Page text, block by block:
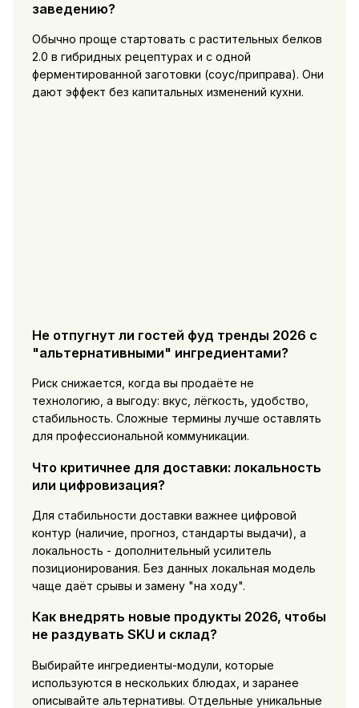
заведению?
Обычно проще стартовать с растительных белков
2.0 в гибридных рецептурах и с одной
ферментированной заготовки (соус/приправа). Они
дают эффект без капитальных изменений кухни.
Не отпугнут ли гостей фуд тренды 2026 с
"альтернативными" ингредиентами?
Риск снижается, когда вы продаёте не
технологию, а выгоду: вкус, лёгкость, удобство,
стабильность. Сложные термины лучше оставлять
для профессиональной коммуникации.
Что критичнее для доставки: локальность
или цифровизация?
Для стабильности доставки важнее цифровой
контур (наличие, прогноз, стандарты выдачи), а
локальность - дополнительный усилитель
позиционирования. Без данных локальная модель
чаще даёт срывы и замену "на ходу".
Как внедрять новые продукты 2026, чтобы
не раздувать SKU и склад?
Выбирайте ингредиенты-модули, которые
используются в нескольких блюдах, и заранее
описывайте альтернативы. Отдельные уникальные